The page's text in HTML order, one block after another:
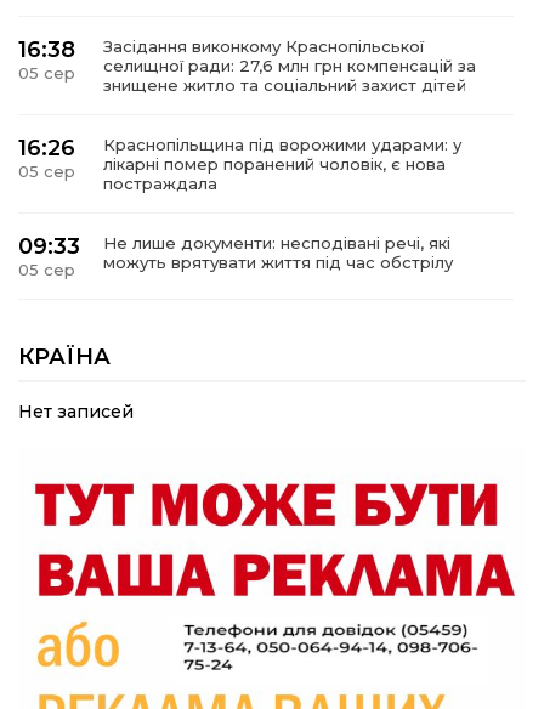
16:38
05 сер
Засідання виконкому Краснопільської
селищної ради: 27,6 млн грн компенсацій за
знищене житло та соціальний захист дітей
16:26
05 сер
Краснопільщина під ворожими ударами: у
лікарні помер поранений чоловік, є нова
постраждала
09:33
05 сер
Не лише документи: несподівані речі, які
можуть врятувати життя під час обстрілу
05 сер
виявлено описку?
18:39
«КОЛО НЕЗЛАМНИХ»: як діти та ветерани
09:52
04 сер
Родина Степаненків: від квітучого
прикордоння до втраченого дому
19:36
Пишіть листи самому собі, або як уникнути
30 лип
«Все закінчиться, приїду й одружуся…»: Пам’яті
26-річного Захисника Богдана Ємця (ВІДЕО)
КРАЇНА
Нет записей